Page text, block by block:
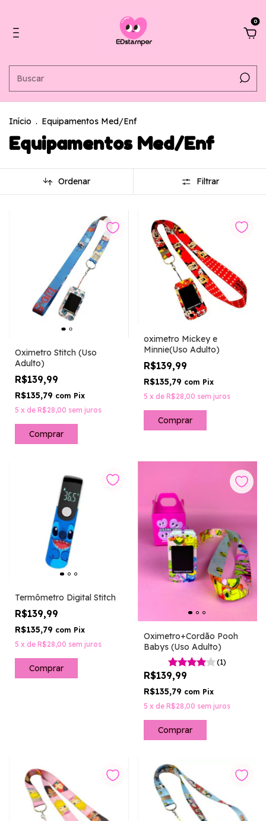
0
Início . Equipamentos Med/Enf
Equipamentos Med/Enf
Ordenar Filtrar
Oximetro Stitch (Uso
Adulto)
R$139,99
R$135,79 com Pix
5 x de R$28,00 sem juros
oximetro Mickey e
Minnie(Uso Adulto)
R$139,99
R$135,79 com Pix
5 x de R$28,00 sem juros
Termômetro Digital Stitch
R$139,99
R$135,79 com Pix
5 x de R$28,00 sem juros
Oximetro+Cordão Pooh
Babys (Uso Adulto)
(1)
R$139,99
R$135,79 com Pix
5 x de R$28,00 sem juros